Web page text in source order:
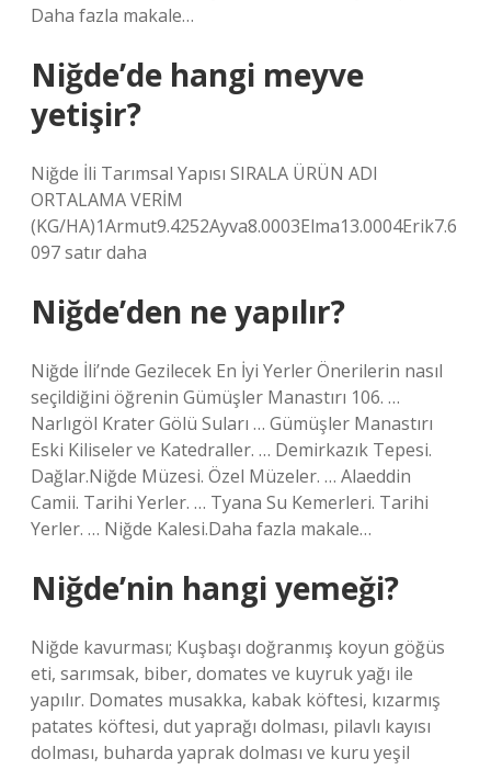
Daha fazla makale…
Niğde’de hangi meyve
yetişir?
Niğde İli Tarımsal Yapısı SIRALA ÜRÜN ADI
ORTALAMA VERİM
(KG/HA)1Armut9.4252Ayva8.0003Elma13.0004Erik7.6
097 satır daha
Niğde’den ne yapılır?
Niğde İli’nde Gezilecek En İyi Yerler Önerilerin nasıl
seçildiğini öğrenin Gümüşler Manastırı 106. …
Narlıgöl Krater Gölü Suları … Gümüşler Manastırı
Eski Kiliseler ve Katedraller. … Demirkazık Tepesi.
Dağlar.Niğde Müzesi. Özel Müzeler. … Alaeddin
Camii. Tarihi Yerler. … Tyana Su Kemerleri. Tarihi
Yerler. … Niğde Kalesi.Daha fazla makale…
Niğde’nin hangi yemeği?
Niğde kavurması; Kuşbaşı doğranmış koyun göğüs
eti, sarımsak, biber, domates ve kuyruk yağı ile
yapılır. Domates musakka, kabak köftesi, kızarmış
patates köftesi, dut yaprağı dolması, pilavlı kayısı
dolması, buharda yaprak dolması ve kuru yeşil